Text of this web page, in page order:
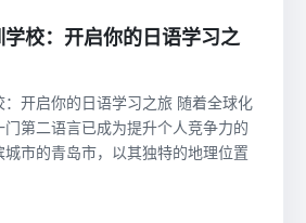
校：开启你的日语学习之
开启你的日语学习之旅 随着全球化
第二语言已成为提升个人竞争力的
市的青岛市，以其独特的地理位置